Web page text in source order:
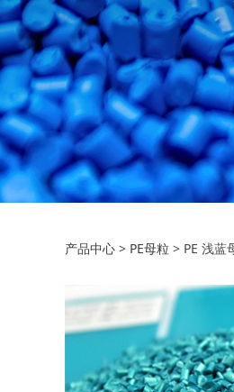
PE 浅蓝母
产品中心 > PE母粒 > PE 浅蓝